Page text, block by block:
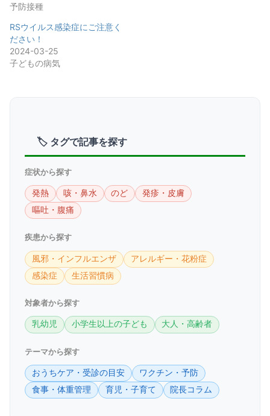
予防接種
RSウイルス感染症にご注意く
ださい！
2024-03-25
子どもの病気
🏷 タグで記事を探す
症状から探す
発熱 咳・鼻水 のど
発疹・皮膚
嘔吐・腹痛
疾患から探す
風邪・インフルエンザ
アレルギー・花粉症
感染症
生活習慣病
対象者から探す
乳幼児 小学生以上の子ども 大人・高齢者
テーマから探す
おうちケア・受診の目安
ワクチン・予防
食事・体重管理
育児・子育て 院長コラム